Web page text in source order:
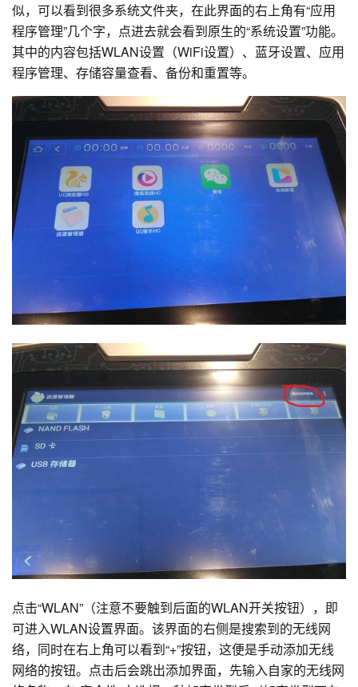
似，可以看到很多系统文件夹，在此界面的右上角有“应用
程序管理”几个字，点进去就会看到原生的“系统设置”功能。
其中的内容包括WLAN设置（WiFi设置）、蓝牙设置、应用
程序管理、存储容量查看、备份和重置等。
点击“WLAN”（注意不要触到后面的WLAN开关按钮），即
可进入WLAN设置界面。该界面的右侧是搜索到的无线网
络，同时在右上角可以看到“+”按钮，这便是手动添加无线
网络的按钮。点击后会跳出添加界面，先输入自家的无线网